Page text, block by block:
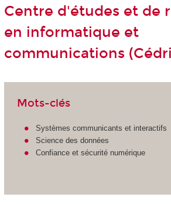
Centre d'études et de
en informatique et
communications
Mots-clés
Systèmes communicants et interactifs
Science des données
Confiance et sécurité numérique